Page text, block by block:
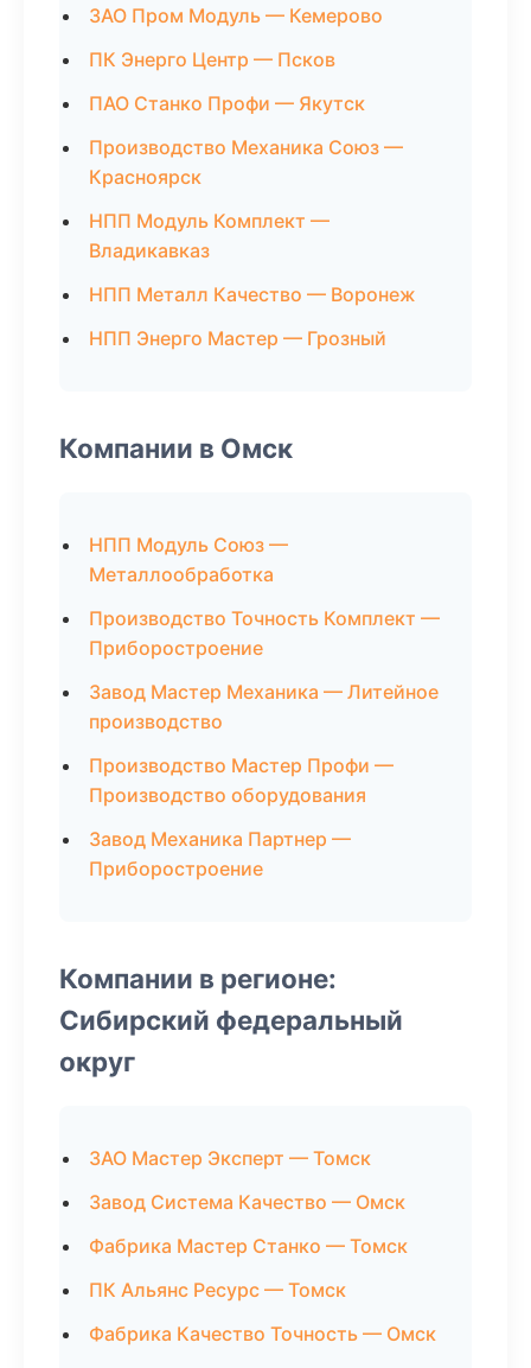
ЗАО Пром Модуль — Кемерово
ПК Энерго Центр — Псков
ПАО Станко Профи — Якутск
Производство Механика Союз —
Красноярск
НПП Модуль Комплект —
Владикавказ
НПП Металл Качество — Воронеж
НПП Энерго Мастер — Грозный
Компании в Омск
НПП Модуль Союз —
Металлообработка
Производство Точность Комплект —
Приборостроение
Завод Мастер Механика — Литейное
производство
Производство Мастер Профи —
Производство оборудования
Завод Механика Партнер —
Приборостроение
Компании в регионе:
Сибирский федеральный
округ
ЗАО Мастер Эксперт — Томск
Завод Система Качество — Омск
Фабрика Мастер Станко — Томск
ПК Альянс Ресурс — Томск
Фабрика Качество Точность — Омск